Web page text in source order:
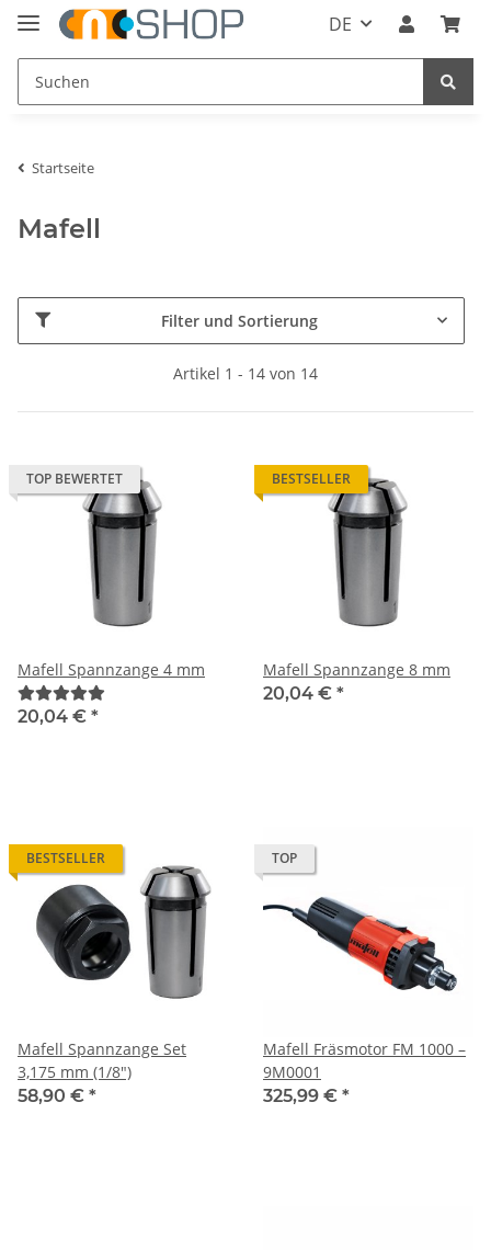
DE
Startseite
Mafell
Filter und Sortierung
Artikel 1 - 14 von 14
TOP BEWERTET
Mafell Spannzange 4 mm
20,04 € *
BESTSELLER
Mafell Spannzange 8 mm
20,04 € *
BESTSELLER
Mafell Spannzange Set
3,175 mm (1/8")
58,90 € *
TOP
Mafell Fräsmotor FM 1000 –
9M0001
325,99 € *